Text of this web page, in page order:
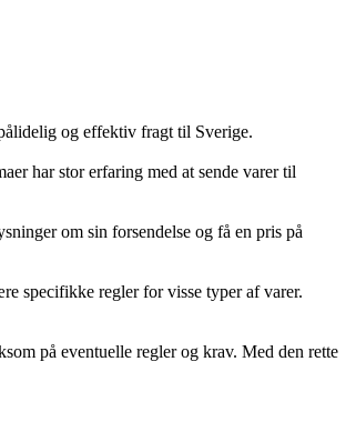
og effektiv fragt til Sverige.
har stor erfaring med at sende varer til
om sin forsendelse og få en pris på
specifikke regler for visse typer af varer.
på eventuelle regler og krav. Med den rette